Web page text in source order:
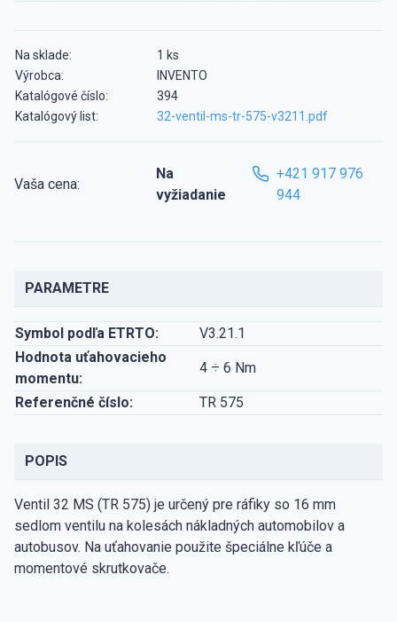
Na sklade:
1 ks
Výrobca:
INVENTO
Katalógové číslo:
394
Katalógový list:
32-ventil-ms-tr-575-v3211.pdf
Vaša cena:
Na
vyžiadanie
+421 917 976
944
PARAMETRE
Symbol podľa ETRTO:
V3.21.1
Hodnota uťahovacieho
momentu:
4 ÷ 6 Nm
Referenčné číslo: TR 575
POPIS
Ventil 32 MS (TR 575) je určený pre ráfiky so 16 mm
sedlom ventilu na kolesách nákladných automobilov a
autobusov. Na uťahovanie použite špeciálne kľúče a
momentové skrutkovače.